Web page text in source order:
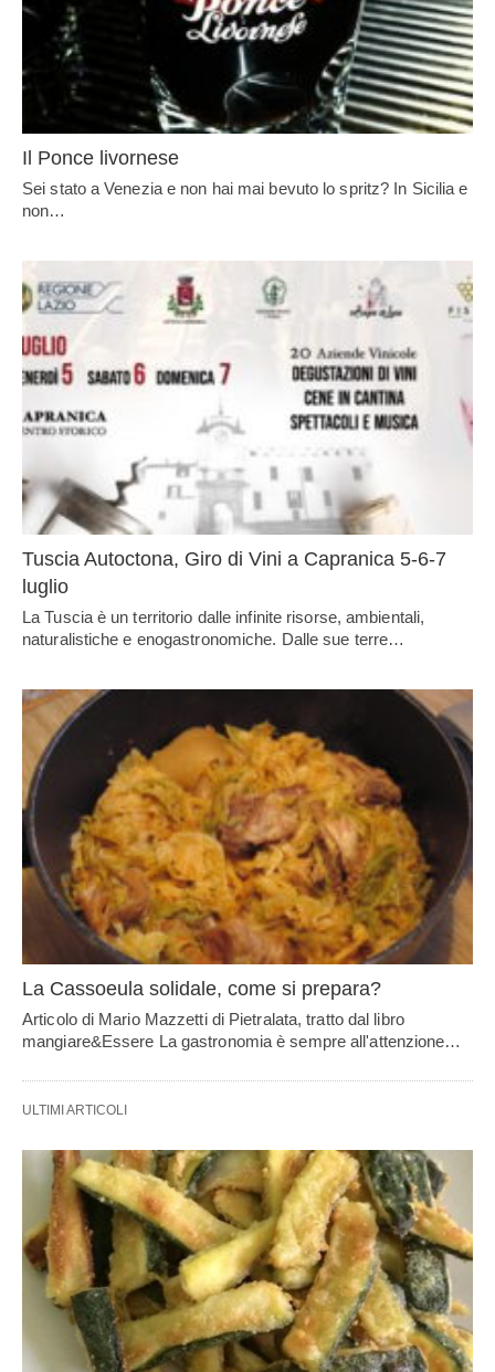
Il Ponce livornese
Sei stato a Venezia e non hai mai bevuto lo spritz? In Sicilia e
non…
Tuscia Autoctona, Giro di Vini a Capranica 5-6-7
luglio
La Tuscia è un territorio dalle infinite risorse, ambientali,
naturalistiche e enogastronomiche. Dalle sue terre…
La Cassoeula solidale, come si prepara?
Articolo di Mario Mazzetti di Pietralata, tratto dal libro
mangiare&Essere La gastronomia è sempre all'attenzione…
ULTIMI ARTICOLI